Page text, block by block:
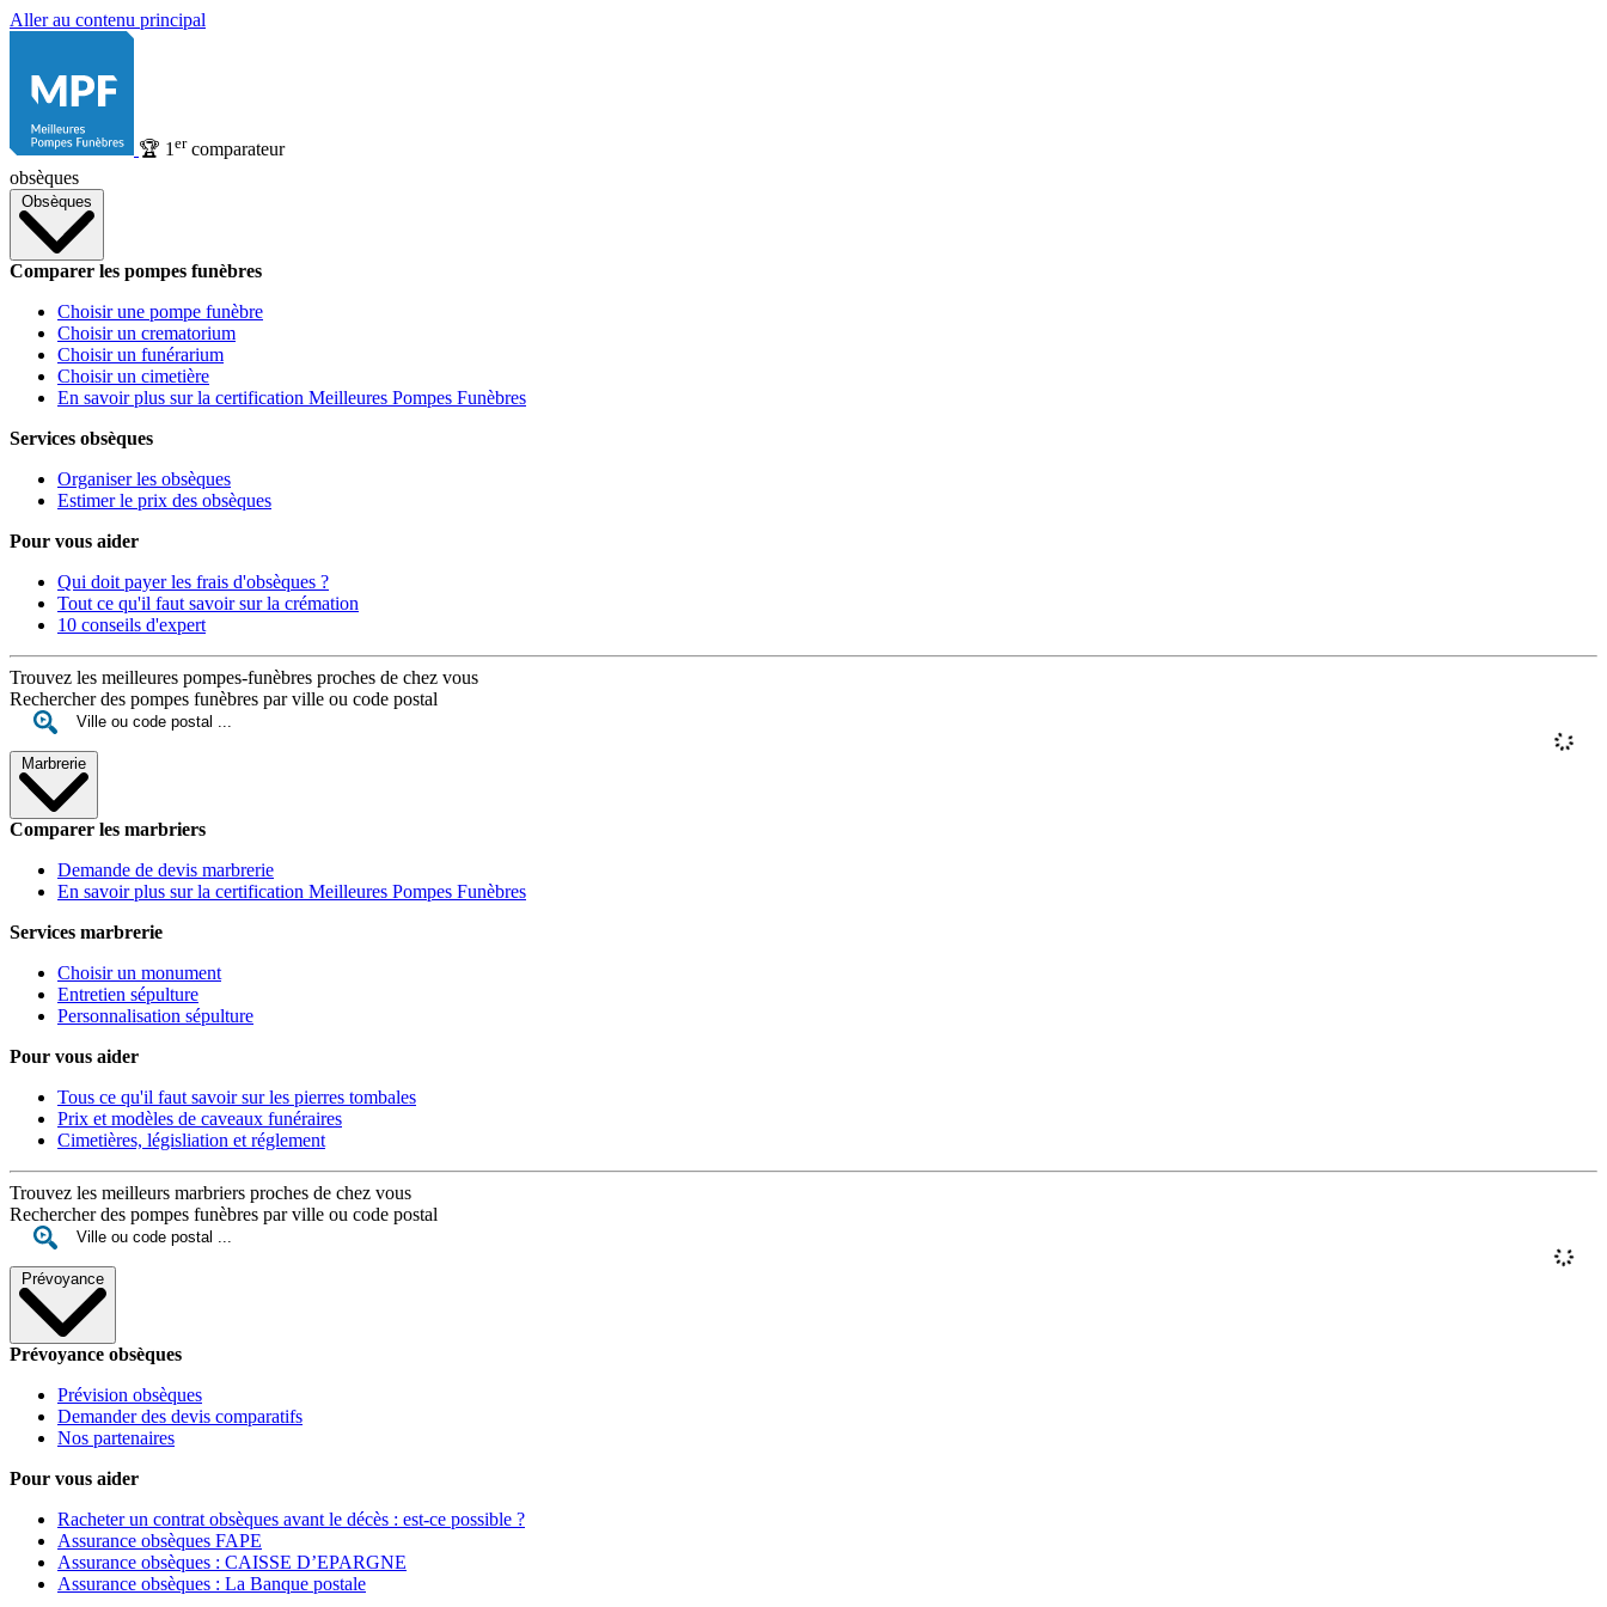
Aller au contenu principal
🏆 1 ercomparateur
obsèques
Obsèques
Comparer les pompes funèbres
Choisir une pompe funèbre
Choisir un crematorium
Choisir un funérarium
Choisir un cimetière
En savoir plus sur la certification Meilleures Pompes Funèbres
Services obsèques
Organiser les obsèques
Estimer le prix des obsèques
Pour vous aider
Qui doit payer les frais d'obsèques ?
Tout ce qu'il faut savoir sur la crémation
10 conseils d'expert
Trouvez les meilleures pompes-funèbres proches de chez vous
Rechercher des pompes funèbres par ville ou code postal
Marbrerie
Comparer les marbriers
Demande de devis marbrerie
En savoir plus sur la certification Meilleures Pompes Funèbres
Services marbrerie
Choisir un monument
Entretien sépulture
Personnalisation sépulture
Pour vous aider
Tous ce qu'il faut savoir sur les pierres tombales
Prix et modèles de caveaux funéraires
Cimetières, législiation et réglement
Trouvez les meilleurs marbriers proches de chez vous
Rechercher des pompes funèbres par ville ou code postal
Prévoyance
Prévoyance obsèques
Prévision obsèques
Demander des devis comparatifs
Nos partenaires
Pour vous aider
Racheter un contrat obsèques avant le décès : est-ce possible ?
Assurance obsèques FAPE
Assurance obsèques : CAISSE D’EPARGNE
Assurance obsèques : La Banque postale